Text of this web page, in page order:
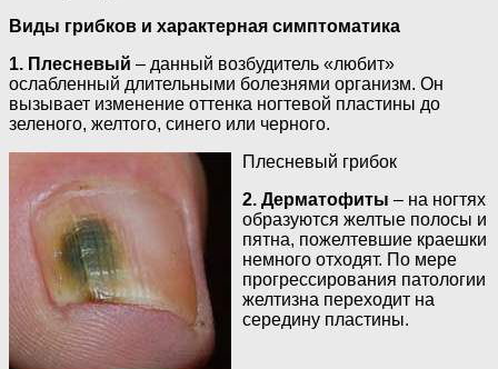
Виды грибков и характерная симптоматика
1. Плесневый – данный возбудитель «любит»
ослабленный длительными болезнями организм. Он
вызывает изменение оттенка ногтевой пластины до
зеленого, желтого, синего или черного.
Плесневый грибок
2. Дерматофиты – на ногтях
образуются желтые полосы и
пятна, пожелтевшие краешки
немного отходят. По мере
прогрессирования патологии
желтизна переходит на
середину пластины.